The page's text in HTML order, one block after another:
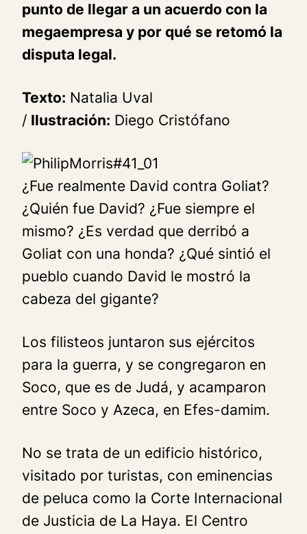
punto de llegar a un acuerdo con la
megaempresa y por qué se retomó la
disputa legal.
Texto: Natalia Uval
/ Ilustración: Diego Cristófano
¿Fue realmente David contra Goliat?
¿Quién fue David? ¿Fue siempre el
mismo? ¿Es verdad que derribó a
Goliat con una honda? ¿Qué sintió el
pueblo cuando David le mostró la
cabeza del gigante?
Los filisteos juntaron sus ejércitos
para la guerra, y se congregaron en
Soco, que es de Judá, y acamparon
entre Soco y Azeca, en Efes-damim.
No se trata de un edificio histórico,
visitado por turistas, con eminencias
de peluca como la Corte Internacional
de Justicia de La Haya. El Centro